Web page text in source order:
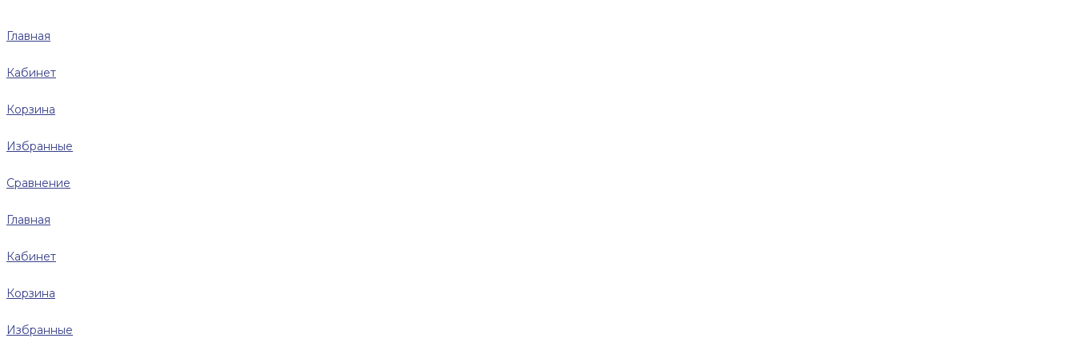
Главная
Кабинет
Корзина
Избранные
Сравнение
Главная
Кабинет
Корзина
Избранные